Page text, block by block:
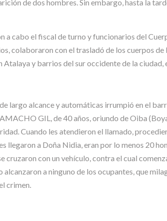
de dos hombres. Sin embargo, hasta la
a cabo el fiscal de turno y funcionarios del
colaboraron con el trasladó de los cuerpos
y barrios del sur occidente de la
largo alcance y automáticas irrumpió en el
GIL, de 40 años, oriundo de Oiba
Cuando les atendieron el llamado,
llegaron a Doña Nidia, eran por lo menos 20
cruzaron con un vehículo, contra el cual
a ninguno de los ocupantes, que
crimen.